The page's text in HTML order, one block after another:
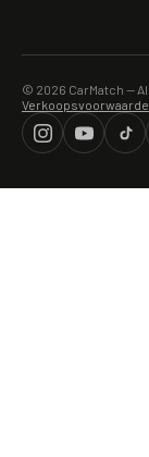
© 2026 CarMatch —